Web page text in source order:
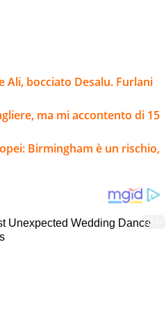
Ali, bocciato Desalu. Furlani
ma mi accontento di 15
Birmingham è un rischio,